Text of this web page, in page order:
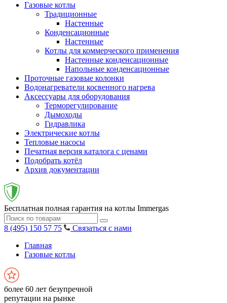
Газовые котлы
Традиционные
Настенные
Конденсационные
Настенные
Котлы для коммерческого применения
Настенные конденсационные
Напольные конденсационные
Проточные газовые колонки
Водонагреватели косвенного нагрева
Аксессуары для оборудования
Терморегулирование
Дымоходы
Гидравлика
Электрические котлы
Тепловые насосы
Печатная версия каталога с ценами
Подобрать котёл
Архив документации
Бесплатная полная гарантия на котлы Immergas
8 (495) 150 57 75
Связаться с нами
Главная
Газовые котлы
более 60 лет безупречной
репутации на рынке